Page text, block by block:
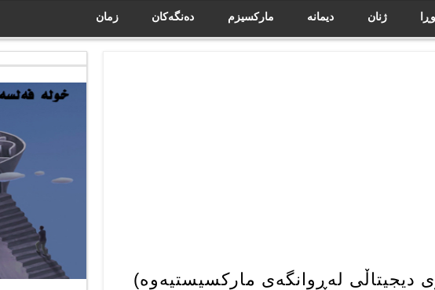
ژنان دیمانە مارکسیزم دەنگەکان زمان
دیجیتاڵی لەڕوانگەی مارکسیستیەوە)